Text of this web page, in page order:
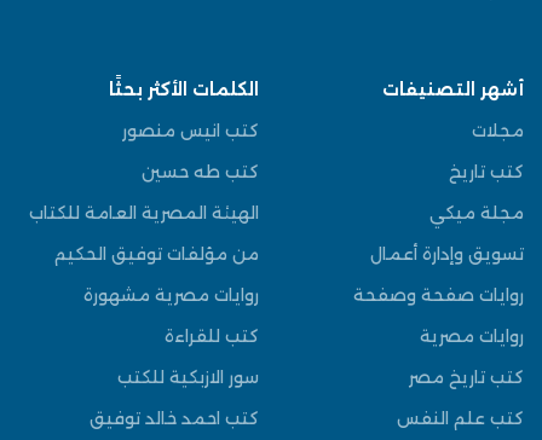
أشهر التصنيفات
مجلات
كتب تاريخ
مجلة ميكي
تسويق وإدارة أعمال
روايات صفحة وصفحة
روايات مصرية
كتب تاريخ مصر
كتب علم النفس
الكلمات الأكثر بحثًا
كتب انيس منصور
كتب طه حسين
الهيئة المصرية العامة للكتاب
من مؤلفات توفيق الحكيم
روايات مصرية مشهورة
كتب للقراءة
سور الازبكية للكتب
كتب احمد خالد توفيق